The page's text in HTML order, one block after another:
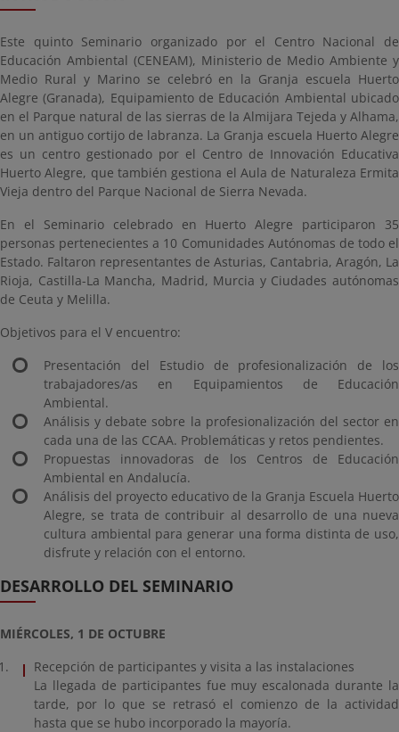
Este quinto Seminario organizado por el Centro Nacional de
Educación Ambiental (CENEAM), Ministerio de Medio Ambiente y
Medio Rural y Marino se celebró en la Granja escuela Huerto
Alegre (Granada), Equipamiento de Educación Ambiental ubicado
en el Parque natural de las sierras de la Almijara Tejeda y Alhama,
en un antiguo cortijo de labranza. La Granja escuela Huerto Alegre
es un centro gestionado por el Centro de Innovación Educativa
Huerto Alegre, que también gestiona el Aula de Naturaleza Ermita
Vieja dentro del Parque Nacional de Sierra Nevada.
En el Seminario celebrado en Huerto Alegre participaron 35
personas pertenecientes a 10 Comunidades Autónomas de todo el
Estado. Faltaron representantes de Asturias, Cantabria, Aragón, La
Rioja, Castilla-La Mancha, Madrid, Murcia y Ciudades autónomas
de Ceuta y Melilla.
Objetivos para el V encuentro:
Presentación del Estudio de profesionalización de los
trabajadores/as en Equipamientos de Educación
Ambiental.
Análisis y debate sobre la profesionalización del sector en
cada una de las CCAA. Problemáticas y retos pendientes.
Propuestas innovadoras de los Centros de Educación
Ambiental en Andalucía.
Análisis del proyecto educativo de la Granja Escuela Huerto
Alegre, se trata de contribuir al desarrollo de una nueva
cultura ambiental para generar una forma distinta de uso,
disfrute y relación con el entorno.
DESARROLLO DEL SEMINARIO
MIÉRCOLES, 1 DE OCTUBRE
Recepción de participantes y visita a las instalaciones
La llegada de participantes fue muy escalonada durante la
tarde, por lo que se retrasó el comienzo de la actividad
hasta que se hubo incorporado la mayoría.